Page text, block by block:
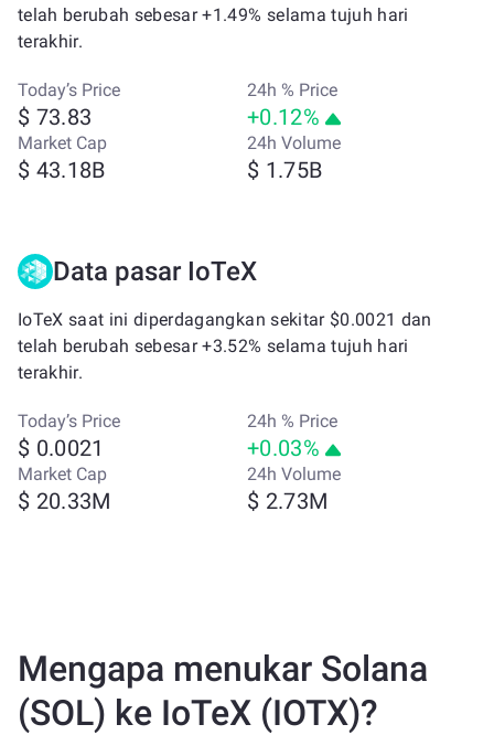
telah berubah sebesar +1.49% selama tujuh hari
terakhir.
Today’s Price
$ 73.83
24h % Price
+0.12%
Market Cap
$ 43.18B
24h Volume
$ 1.75B
Data pasar IoTeX
IoTeX saat ini diperdagangkan sekitar $0.0021 dan
telah berubah sebesar +3.52% selama tujuh hari
terakhir.
Today’s Price
$ 0.0021
24h % Price
+0.03%
Market Cap
$ 20.33M
24h Volume
$ 2.73M
Mengapa menukar Solana
(SOL) ke IoTeX (IOTX)?